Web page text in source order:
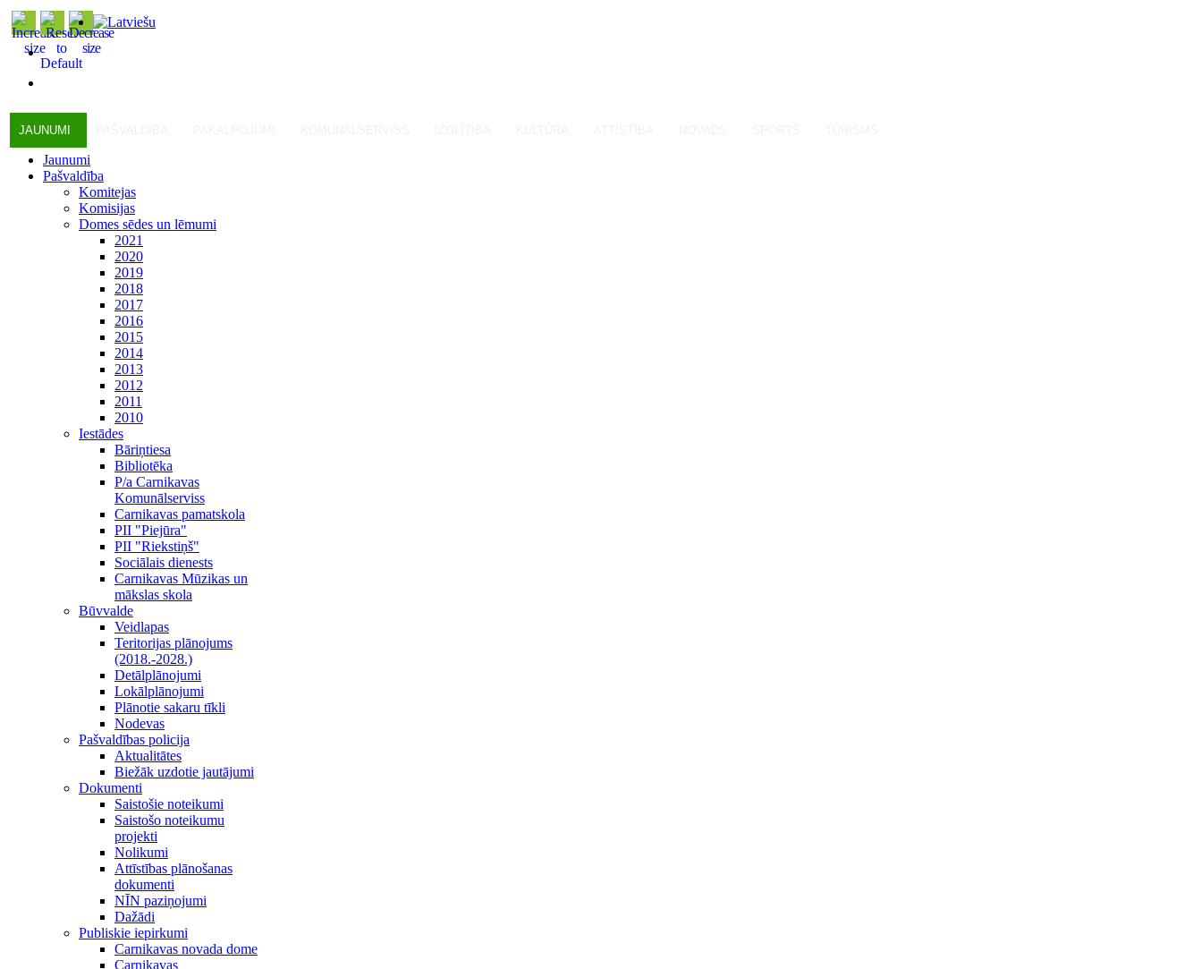
JAUNUMI
Jaunumi
Pašvaldība
Komitejas
Komisijas
Domes sēdes un lēmumi
2021
2020
2019
2018
2017
2016
2015
2014
2013
2012
2011
2010
Iestādes
Bāriņtiesa
Bibliotēka
P/a Carnikavas
Komunālserviss
Carnikavas pamatskola
PII "Piejūra"
PII "Riekstiņš"
Sociālais dienests
Carnikavas Mūzikas un
mākslas skola
Būvvalde
Veidlapas
Teritorijas plānojums
(2018.-2028.)
Detālplānojumi
Lokālplānojumi
Plānotie sakaru tīkli
Nodevas
Pašvaldības policija
Aktualitātes
Biežāk uzdotie jautājumi
Dokumenti
Saistošie noteikumi
Saistošo noteikumu
projekti
Nolikumi
Attīstības plānošanas
dokumenti
NĪN paziņojumi
Dažādi
Publiskie iepirkumi
Carnikavas novada dome
Carnikavas